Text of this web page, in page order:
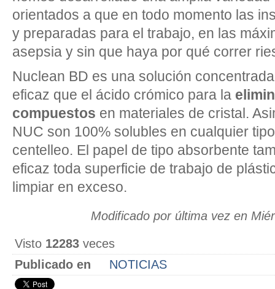
orientados a que en todo momento las
y preparadas para el trabajo, en las
asepsia y sin que haya por qué correr
Nuclean BD es una solución
eficaz que el ácido crómico para la
compuestos en materiales de cristal.
NUC son 100% solubles en cualquier
centelleo. El papel de tipo absorbente
eficaz toda superficie de trabajo de
limpiar en exceso.
Modificado por última vez en
Visto 12283 veces
Publicado en
NOTICIAS